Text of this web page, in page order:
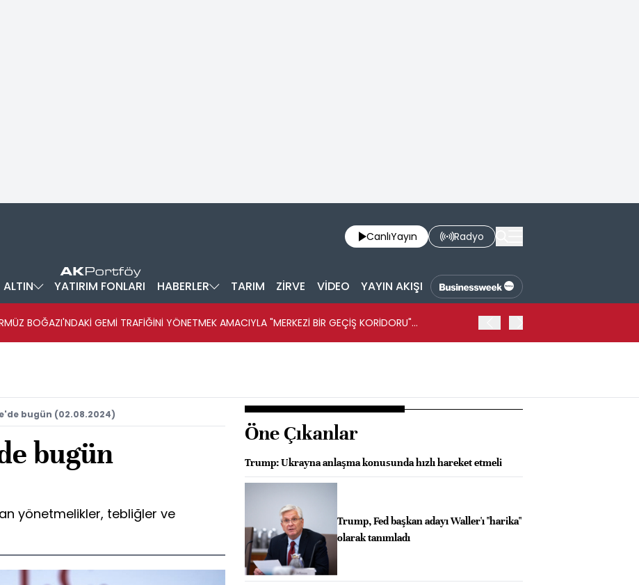
CanlıYayın Radyo
ALTIN YATIRIM FONLARI HABERLER TARIM ZİRVE VİDEO YAYIN AKIŞI
BOĞAZI'NDAKİ GEMİ TRAFİĞİNİ YÖNETMEK AMACIYLA "MERKEZİ BİR GEÇİŞ KORİDORU"
bugün (02.08.2024)
bugün
yönetmelikler, tebliğler ve
Öne Çıkanlar
Trump: Ukrayna anlaşma konusunda hızlı hareket etmeli
Trump, Fed başkan adayı Waller'ı "harika"
olarak tanımladı